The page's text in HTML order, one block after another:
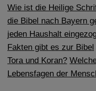
Diese Website nutzt Matomo
Seitenaufrufe als Statistik. Die
ausschließlich auf unseren
Übertragung an Dritte erfolgt
AnonymizeIP zur
wird und nicht mehr Ihrem
werden kann.
YouTube / Vimeo
Wie ist die Heilige
die Bibel nach Bayern
jeden Haushalt
Fakten gibt es zur Bibel
Tora und Koran?
Lebensfagen der